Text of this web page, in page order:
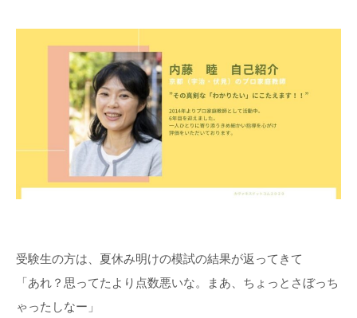
受験生の方は、夏休み明けの模試の結果が返ってきて
「あれ？思ってたより点数悪いな。まあ、ちょっとさぼっち
ゃったしなー」